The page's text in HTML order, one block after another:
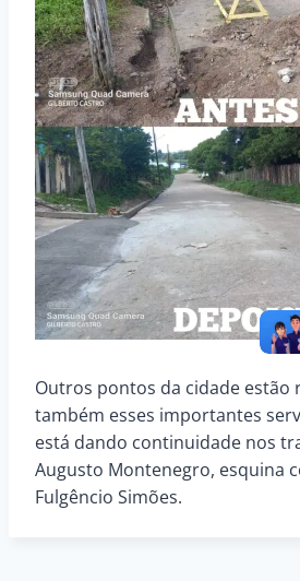
Outros pontos da cidade estão
também esses importantes
está dando continuidade nos
Augusto Montenegro, esquina
Fulgêncio Simões.